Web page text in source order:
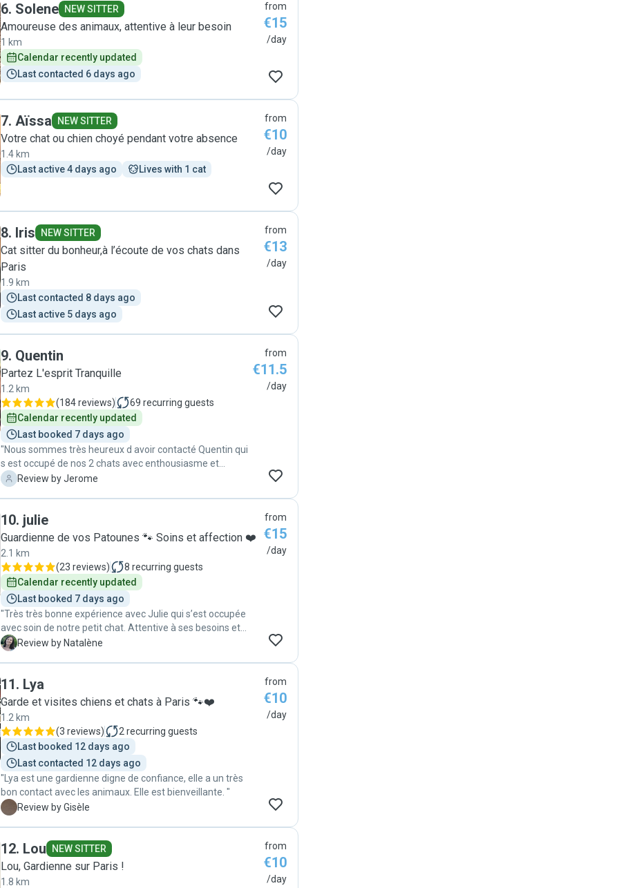
6. Solene NEW SITTER
Amoureuse des animaux, attentive à leur besoin
1 km
Calendar recently updated
Last contacted 6 days ago
from
€15
/day
7. Aïssa NEW SITTER
Votre chat ou chien choyé pendant votre absence
1.4 km
Last active 4 days ago
Lives with 1 cat
from
€10
/day
8. Iris NEW SITTER
Cat sitter du bonheur,à l’écoute de vos chats dans
Paris
1.9 km
Last contacted 8 days ago
Last active 5 days ago
from
€13
/day
9. Quentin
Partez L'esprit Tranquille
1.2 km
(184 reviews) 69 recurring guests
Calendar recently updated
Last booked 7 days ago
"Nous sommes très heureux d avoir contacté Quentin qui
s est occupé de nos 2 chats avec enthousiasme et
professionnalisme Il nous a tenu au courant tous les jours
gerer des petits desagréments que nos chats lui ont
imposé et il a meme nettoyé autour des de la litiere et des
J Review by Jerome
from
€11.5
/day
10. julie
Guardienne de vos Patounes 🐾 Soins et affection ❤️
2.1 km
(23 reviews) 8 recurring guests
Calendar recently updated
Last booked 7 days ago
"Très très bonne expérience avec Julie qui s’est occupée
avec soin de notre petit chat. Attentive à ses besoins et
nous envoyant régulièrement des photos et vidéos à
N Review by Natalène
from
€15
/day
11. Lya
Garde et visites chiens et chats à Paris 🐾❤️
1.2 km
(3 reviews) 2 recurring guests
Last booked 12 days ago
Last contacted 12 days ago
"Lya est une gardienne digne de confiance, elle a un très
bon contact avec les animaux. Elle est bienveillante. "
Review by Gisèle
from
€10
/day
12. Lou NEW SITTER
Lou, Gardienne sur Paris !
1.8 km
from
€10
/day